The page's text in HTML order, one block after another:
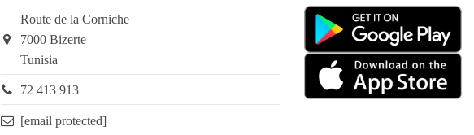
Route de la Corniche
7000 Bizerte
Tunisia
72 413 913
[email protected]